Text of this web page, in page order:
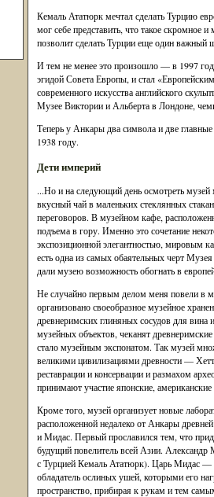
Кемаль Ататюрк мечтал сделать Турцию
мог себе представить, что такое скромное
позволит сделать Турции еще один важный
И тем не менее это произошло — в 1997
эгидой Совета Европы, и стал
современного искусства английского
Музее Виктории и Альберта в Лондоне,
Теперь у Анкары два символа и две
1938 году.
Дети империй
...Но и на следующий день осмотреть
вкусный чай в маленьких стеклянных
переговоров. В музейном кафе,
подъема в гору. Именно это сочетание
экспозиционной элегантностью, мировым
есть одна из самых обаятельных черт
дали музею возможность обогнать в
Не случайно первым делом меня повели в
организовано своеобразное музейное
древнеримских глиняных сосудов для
музейных объектов, чеканят
стало музейным экспонатом. Так музей
великими цивилизациями древности —
реставрации и консервации и размахом
принимают участие японские,
Кроме того, музей организует новые
расположенной недалеко от Анкары
и Мидас. Первый прославился тем, что
будущий повелитель всей Азии. Александр
с Турцией Кемаль Ататюрк). Царь Мидас —
обладатель ослиных ушей, которыми его
пространство, прибирая к рукам и тем